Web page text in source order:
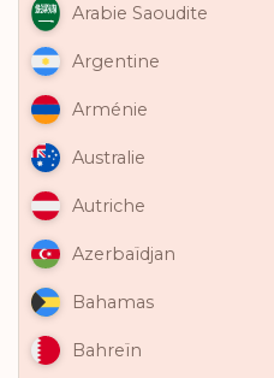
Arabie Saoudite
Argentine
Arménie
Australie
Autriche
Azerbaïdjan
Bahamas
Bahreïn